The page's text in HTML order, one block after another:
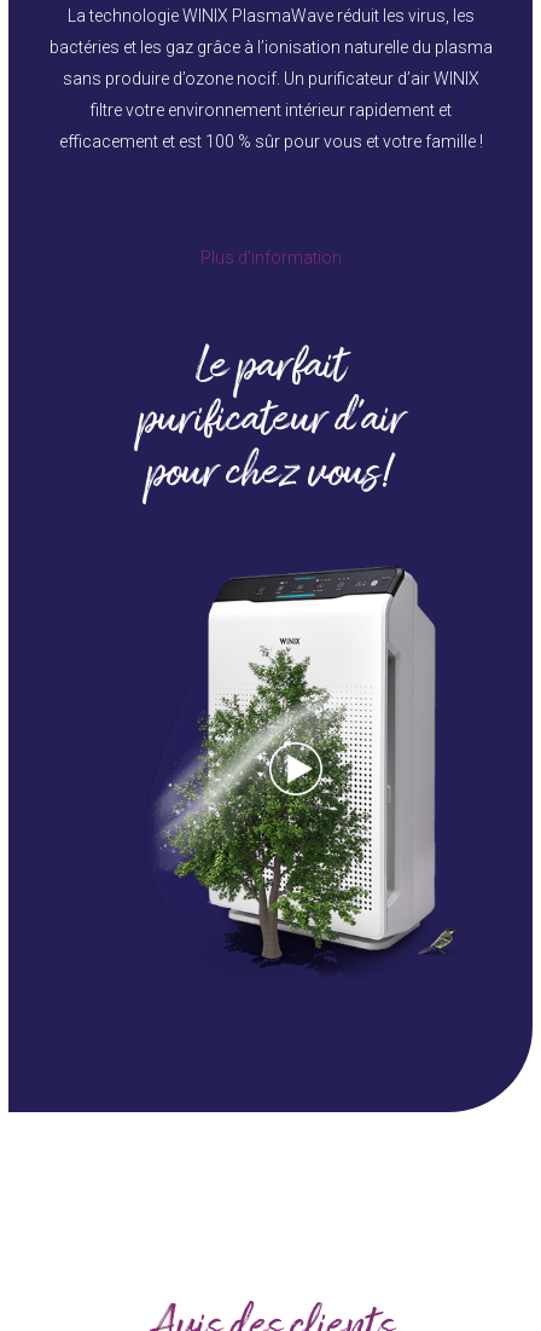
La technologie WINIX PlasmaWave réduit les virus, les
bactéries et les gaz grâce à l’ionisation naturelle du plasma
sans produire d’ozone nocif. Un purificateur d’air WINIX
filtre votre environnement intérieur rapidement et
efficacement et est 100 % sûr pour vous et votre famille !
Plus d'information
Le parfait
purificateur d'air
pour chez vous!